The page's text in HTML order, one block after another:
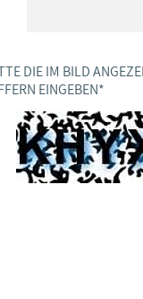
DIE IM BILD
EINGEBEN *